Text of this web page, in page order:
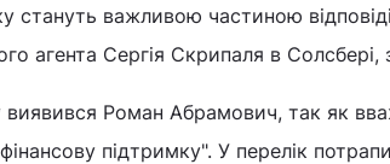
стануть важливою частиною
агента Сергія Скрипаля в Солсбері,
Роман Абрамович, так як
підтримку". У перелік